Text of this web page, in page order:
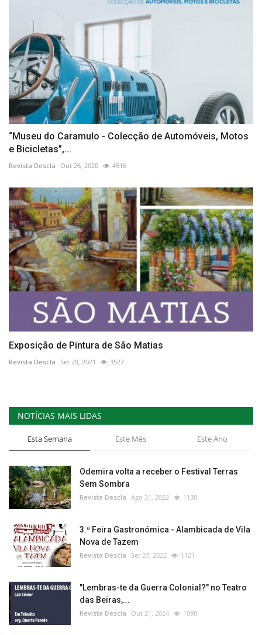
“Museu do Caramulo - Colecção de Automóveis, Motos
e Bicicletas”,...
Revista Descla Out 26, 2020 4516
Exposição de Pintura de São Matias
Revista Descla Set 29, 2021 3527
NOTÍCIAS MAIS LIDAS
Esta Semana Este Mês Este Ano
Odemira volta a receber o Festival Terras
Sem Sombra
Revista Descla Ago 31, 2022 1138
3.ª Feira Gastronómica - Alambicada de Vila
Nova de Tazem
Revista Descla Set 27, 2022 1121
"Lembras-te da Guerra Colonial?" no Teatro
das Beiras,...
Revista Descla Out 21, 2024 1098